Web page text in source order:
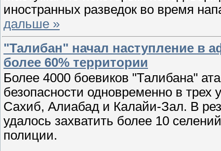
иностранных разведок во время
дальше »
"Талибан" начал наступление в
более 60% территории
Более 4000 боевиков "Талибана"
безопасности одновременно в
Сахиб, Алиабад и Калайи-Зал. В
удалось захватить более 10
полиции.